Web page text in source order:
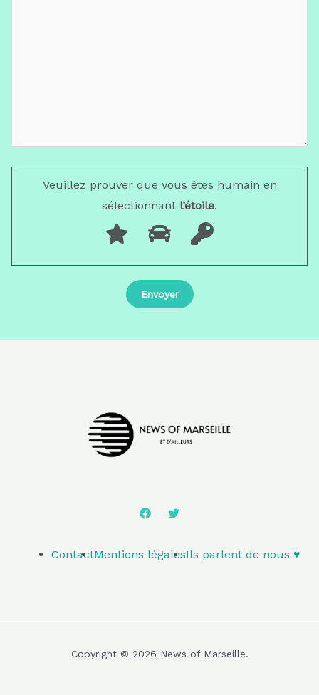
Veuillez prouver que vous êtes humain en
sélectionnant l’étoile.
ContactMentions légalesIls parlent de nous ♥️
Copyright © 2026 News of Marseille.